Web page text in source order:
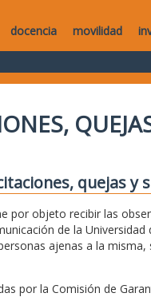
docencia movilidad
quejas y
por objeto recibir las
de la
ajenas a la
por la Comisión de